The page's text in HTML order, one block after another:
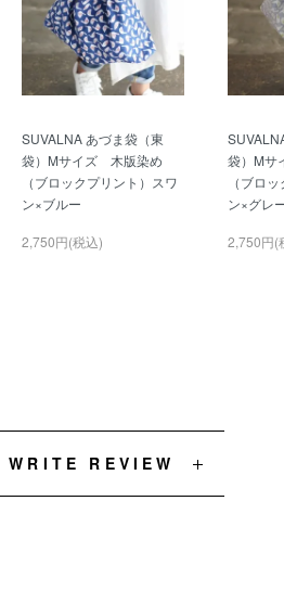
SUVALNA あづま袋（東
袋）Mサイズ 木版染め
（ブロックプリント）スワ
ン×ブルー
2,750円(税込)
袋）M
（ブロ
ン×グレ
2,750円(
WRITE REVIEW